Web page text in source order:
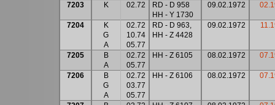
7203 K 02.72
RD - D 958
HH - Y 1730
09.02.1972
7204
K
G
A
02.72
10.74
05.77
RD - D 963,
HH - Z 4428
09.02.1972
7205
B
A
02.72
05.77
HH - Z 6105 08.02.1972
7206
B
G
A
02.72
03.77
05.77
HH - Z 6106 08.02.1972